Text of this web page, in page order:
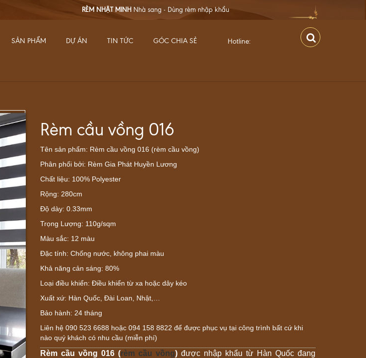
Nhà sang - Dùng rèm nhập khẩu
SẢN PHẨM DỰ ÁN TIN TỨC GÓC CHIA SẺ Hotline:
Rèm cầu vồng 016
Tên sản phẩm: Rèm cầu vồng 016 (rèm cầu vồng)
Phân phối bởi: Rèm Gia Phát Huyền Lương
Chất liệu: 100% Polyester
Rộng: 280cm
Độ dày: 0.33mm
Trọng Lượng: 110g/sqm
Màu sắc: 12 màu
Đặc tính: Chống nước, không phai màu
Khả năng cản sáng: 80%
Loại điều khiển: Điều khiển từ xa hoặc dây kéo
Xuất xứ: Hàn Quốc, Đài Loan, Nhật,…
Bảo hành: 24 tháng
Liên hệ 090 523 6688 hoặc 094 158 8822 để được phục vụ tại công trình bất cứ khi
nào quý khách có nhu cầu (miễn phí)
Rèm cầu vồng 016 (rèm cầu vồng) được nhập khẩu từ Hàn Quốc đang